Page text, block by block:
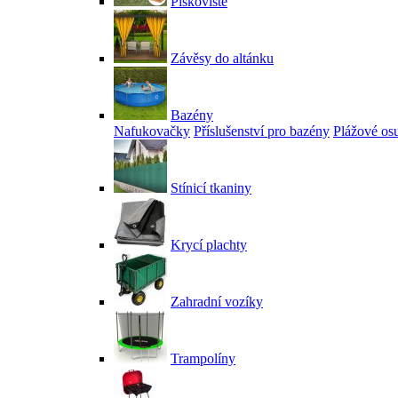
Závěsy do altánku
Bazény
Nafukovačky Příslušenství pro bazény Plážové
Stínicí tkaniny
Krycí plachty
Zahradní vozíky
Trampolíny